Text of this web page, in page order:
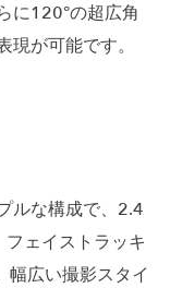
に120°の超広角
が可能です。
ルな構成で、2.4
ェイストラッキ
幅広い撮影スタイ